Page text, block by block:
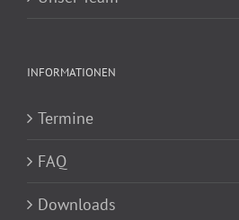
INFORMATIONEN
Termine
FAQ
Downloads